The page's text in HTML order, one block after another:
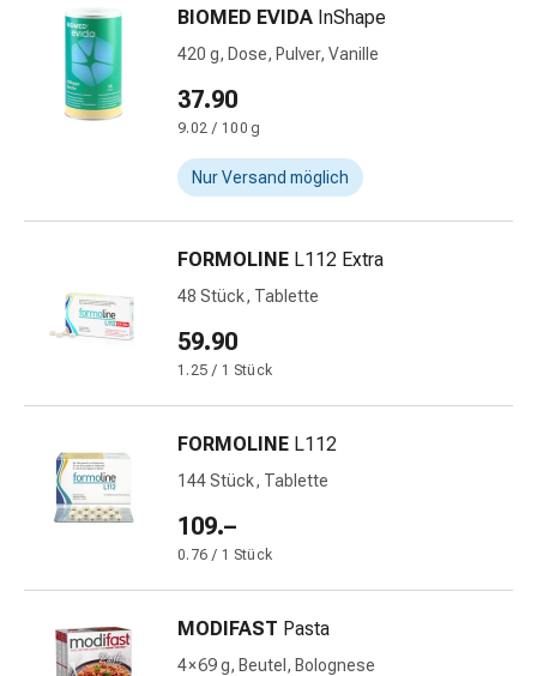
kleber
Ziehsalbe
Tupfer
Ohrenbeschwerden
Ohrenpflege
Augentropfen
Augenverbände
Augenhygiene
Herz
Kreislauf
Herztherapie
Kompressions-
Strümpfe
Venenbeschwerden
Blutgerinnung
BIOMED EVIDA InShape
420 g, Dose, Pulver, Vanille
37.90
9.02 / 100 g
Nur Versand möglich
FORMOLINE L112 Extra
48 Stück, Tablette
59.90
1.25 / 1 Stück
FORMOLINE L112
144 Stück, Tablette
109.–
0.76 / 1 Stück
MODIFAST Pasta
4 × 69 g, Beutel, Bolognese